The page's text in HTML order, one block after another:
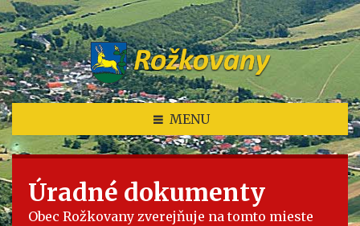
MENU
Úradné dokumenty
Obec Rožkovany zverejňuje na tomto mieste